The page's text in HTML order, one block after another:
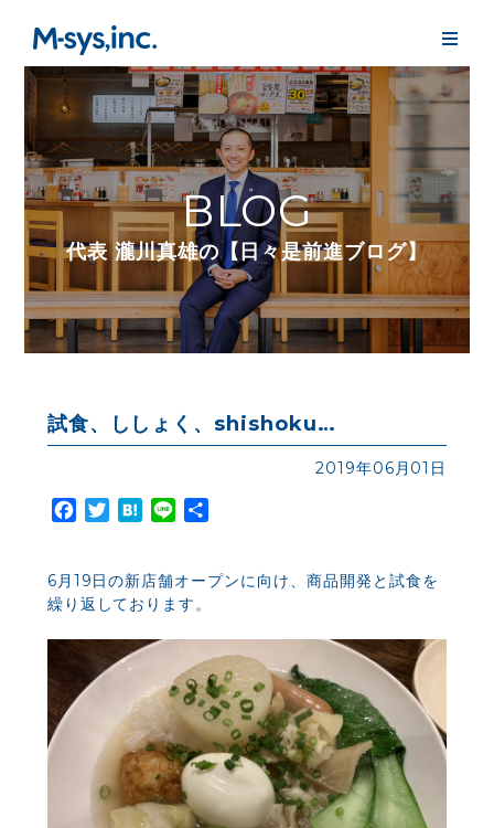
BLOG
代表 瀧川真雄の【日々是前進ブログ】
試食、ししょく、shishoku…
2019年06月01日
Facebook
TwitterHatena
Line
6月19日の新店舗オープンに向け、商品開発と試食を
繰り返しております。